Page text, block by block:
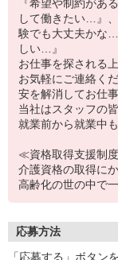
『希望や制約があ
して働きたい…』
験でも大丈夫かな
しい…』
お仕事を探される
お気軽にご連絡く
安を解消してお仕
当社はスタッフの
就業前から就業中
≪資格取得支援制
介護資格の取得に
高齢化の世の中で
応募方法
「応募する」ボタン